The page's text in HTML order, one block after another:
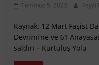
Temmuz 5, 2023 Feyzi
Kaynak: 12 Mart Faşist
Devrimi’ne ve 61
saldırı – Kurtuluş Yolu